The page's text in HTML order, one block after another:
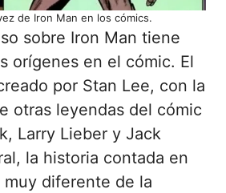
de Iron Man en los cómics.
sobre Iron Man tiene
orígenes en el cómic. El
por Stan Lee, con la
otras leyendas del cómic
Larry Lieber y Jack
la historia contada en
diferente de la